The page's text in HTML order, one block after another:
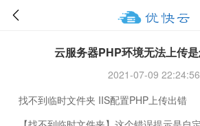
云服务器PHP环境无法上传
2021-07-09 22:24:56
找不到临时文件夹 IIS配置PHP上传出错